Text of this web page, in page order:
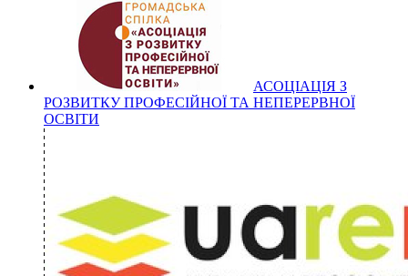
АСОЦІАЦІЯ З
РОЗВИТКУ ПРОФЕСІЙНОЇ ТА НЕПЕРЕРВНОЇ
ОСВІТИ